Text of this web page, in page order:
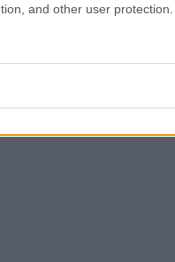
and other user protection.